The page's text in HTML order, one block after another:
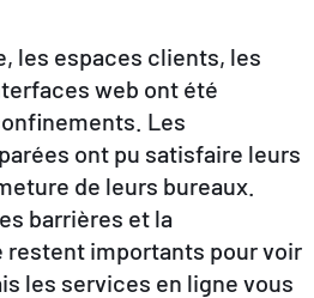
sur le site
FRDEEN
les espaces clients, les
web ont été
Les
ont pu satisfaire leurs
de leurs bureaux.
barrières et la
importants pour voir
les services en ligne vous